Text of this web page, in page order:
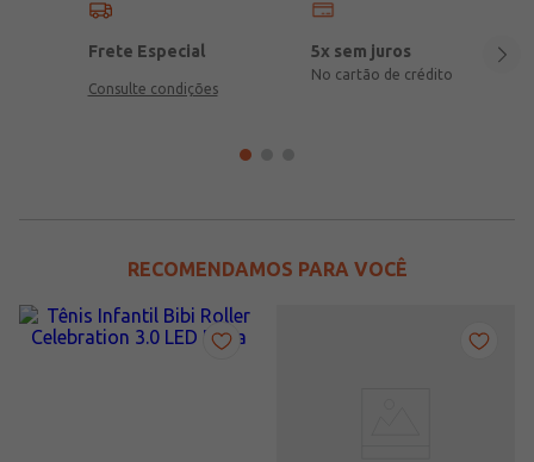
Frete Especial
Consulte condições
5x sem juros
No cartão de crédito
RECOMENDAMOS PARA VOCÊ